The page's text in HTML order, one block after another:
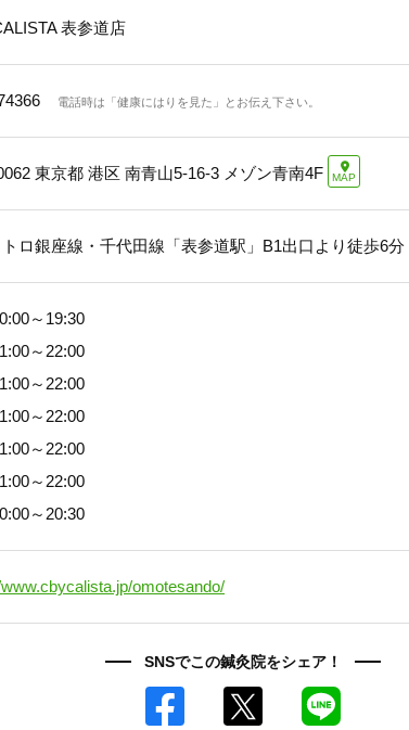
表参道店
電話時は「健康にはりを見た」とお伝え下さい。
東京都 港区 南青山5-16-3 メゾン青南4F MAP
ロ銀座線・千代田線「表参道駅」B1出口より徒歩6分
～19:30
～22:00
～22:00
～22:00
～22:00
～22:00
～20:30
omotesando/
SNSでこの鍼灸院をシェア！
Facebook